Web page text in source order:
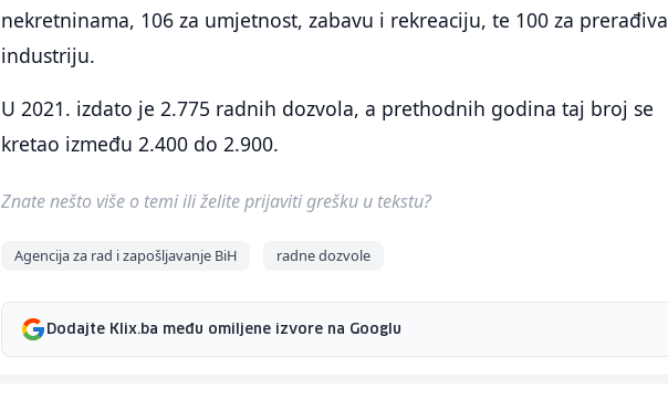
nekretninama, 106 za umjetnost, zabavu i rekreaciju, te 100 za
industriju.
U 2021. izdato je 2.775 radnih dozvola, a prethodnih godina taj broj se
kretao između 2.400 do 2.900.
Znate nešto više o temi ili želite prijaviti grešku u tekstu?
Agencija za rad i zapošljavanje BiH radne dozvole
Dodajte Klix.ba među omiljene izvore na Googlu